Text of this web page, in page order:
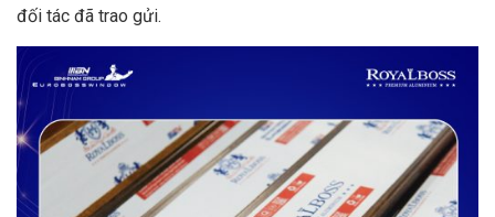
đối tác đã trao gửi.